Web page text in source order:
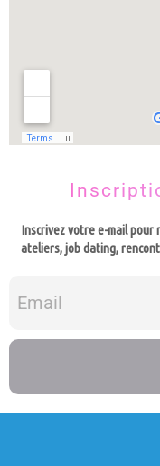
Inscrivez votre e-mail
ateliers, job dating,